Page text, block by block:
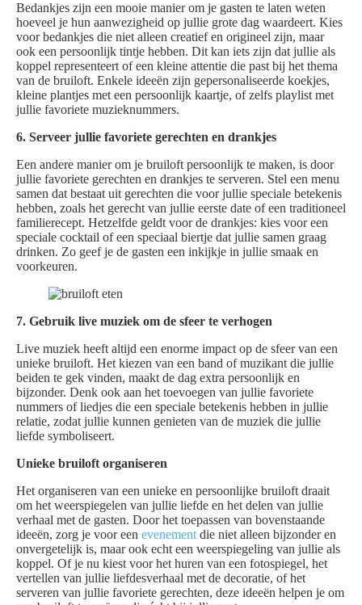
Bedankjes zijn een mooie manier om je gasten te laten weten
hoeveel je hun aanwezigheid op jullie grote dag waardeert. Kies
voor bedankjes die niet alleen creatief en origineel zijn, maar
ook een persoonlijk tintje hebben. Dit kan iets zijn dat jullie als
koppel representeert of een kleine attentie die past bij het thema
van de bruiloft. Enkele ideeën zijn gepersonaliseerde koekjes,
kleine plantjes met een persoonlijk kaartje, of zelfs playlist met
jullie favoriete muzieknummers.
6. Serveer jullie favoriete gerechten en drankjes
Een andere manier om je bruiloft persoonlijk te maken, is door
jullie favoriete gerechten en drankjes te serveren. Stel een menu
samen dat bestaat uit gerechten die voor jullie speciale betekenis
hebben, zoals het gerecht van jullie eerste date of een traditioneel
familierecept. Hetzelfde geldt voor de drankjes: kies voor een
speciale cocktail of een speciaal biertje dat jullie samen graag
drinken. Zo geef je de gasten een inkijkje in jullie smaak en
voorkeuren.
7. Gebruik live muziek om de sfeer te verhogen
Live muziek heeft altijd een enorme impact op de sfeer van een
unieke bruiloft. Het kiezen van een band of muzikant die jullie
beiden te gek vinden, maakt de dag extra persoonlijk en
bijzonder. Denk ook aan het toevoegen van jullie favoriete
nummers of liedjes die een speciale betekenis hebben in jullie
relatie, zodat jullie kunnen genieten van de muziek die jullie
liefde symboliseert.
Unieke bruiloft organiseren
Het organiseren van een unieke en persoonlijke bruiloft draait
om het weerspiegelen van jullie liefde en het delen van jullie
verhaal met de gasten. Door het toepassen van bovenstaande
ideeën, zorg je voor een evenement die niet alleen bijzonder en
onvergetelijk is, maar ook echt een weerspiegeling van jullie als
koppel. Of je nu kiest voor het huren van een fotospiegel, het
vertellen van jullie liefdesverhaal met de decoratie, of het
serveren van jullie favoriete gerechten, deze ideeën helpen je om